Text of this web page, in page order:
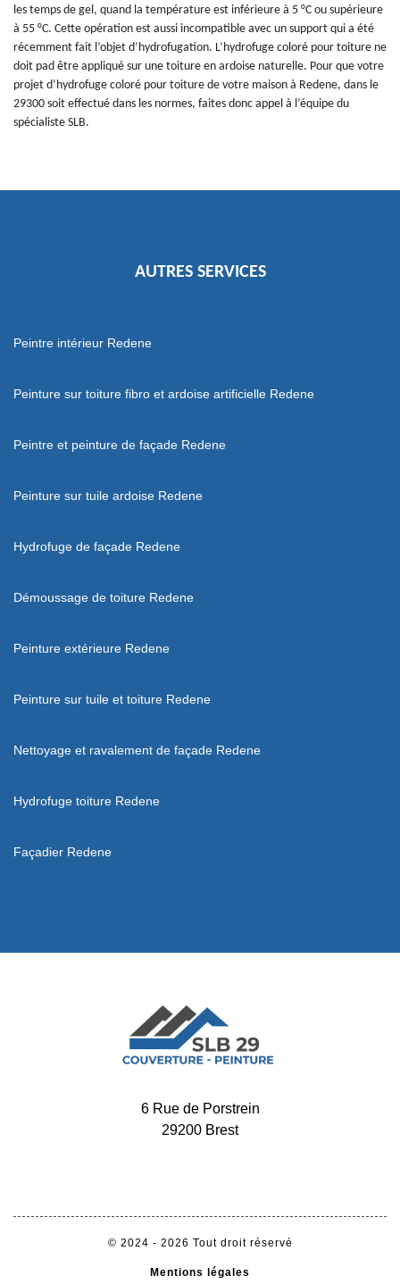
les temps de gel, quand la température est inférieure à 5 °C ou supérieure
à 55 °C. Cette opération est aussi incompatible avec un support qui a été
récemment fait l’objet d’hydrofugation. L’hydrofuge coloré pour toiture ne
doit pad être appliqué sur une toiture en ardoise naturelle. Pour que votre
projet d’hydrofuge coloré pour toiture de votre maison à Redene, dans le
29300 soit effectué dans les normes, faites donc appel à l’équipe du
spécialiste SLB.
AUTRES SERVICES
Peintre intérieur Redene
Peinture sur toiture fibro et ardoise artificielle Redene
Peintre et peinture de façade Redene
Peinture sur tuile ardoise Redene
Hydrofuge de façade Redene
Démoussage de toiture Redene
Peinture extérieure Redene
Peinture sur tuile et toiture Redene
Nettoyage et ravalement de façade Redene
Hydrofuge toiture Redene
Façadier Redene
6 Rue de Porstrein
29200 Brest
© 2024 - 2026 Tout droit réservé
Mentions légales